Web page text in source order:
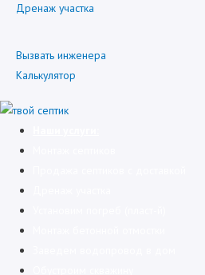
Дренаж участка
Вызвать инженера
Калькулятор